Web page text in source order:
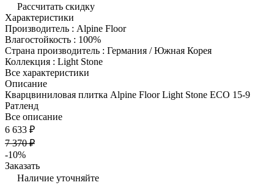
Рассчитать скидку
Характеристики
Производитель : Alpine Floor
Влагостойкость : 100%
Страна производитель : Германия / Южная Корея
Коллекция : Light Stone
Все характеристики
Описание
Кварцвиниловая плитка Alpine Floor Light Stone ECO 15-9
Ратленд
Все описание
6 633 ₽
7 370 ₽
-10%
Заказать
Наличие уточняйте